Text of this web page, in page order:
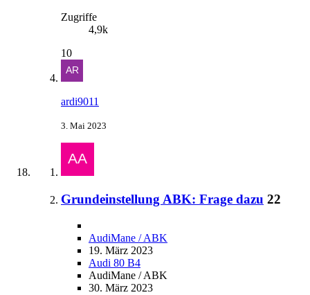
Zugriffe
4,9k
10
ardi9011
3. Mai 2023
Grundeinstellung ABK: Frage dazu 22
AudiMane / ABK
19. März 2023
Audi 80 B4
AudiMane / ABK
30. März 2023